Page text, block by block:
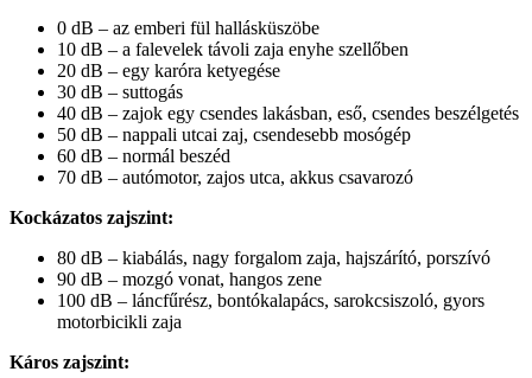
0 dB – az emberi fül hallásküszöbe
10 dB – a falevelek távoli zaja enyhe szellőben
20 dB – egy karóra ketyegése
30 dB – suttogás
40 dB – zajok egy csendes lakásban, eső, csendes beszélgetés
50 dB – nappali utcai zaj, csendesebb mosógép
60 dB – normál beszéd
70 dB – autómotor, zajos utca, akkus csavarozó
Kockázatos zajszint:
80 dB – kiabálás, nagy forgalom zaja, hajszárító, porszívó
90 dB – mozgó vonat, hangos zene
100 dB – láncfűrész, bontókalapács, sarokcsiszoló, gyors
motorbicikli zaja
Káros zajszint: